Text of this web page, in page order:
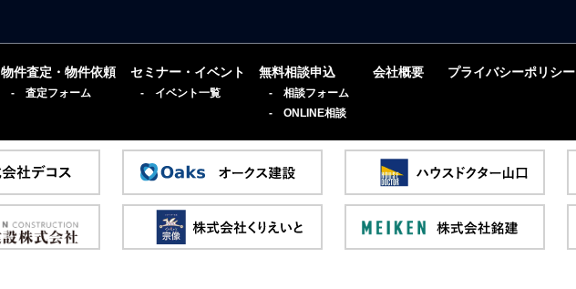
物件査定・物件依頼
- 査定フォーム
セミナー・イベント
- イベント一覧
無料相談申込
- 相談フォーム
- ONLINE相談
会社概要 プライバシーポリシー